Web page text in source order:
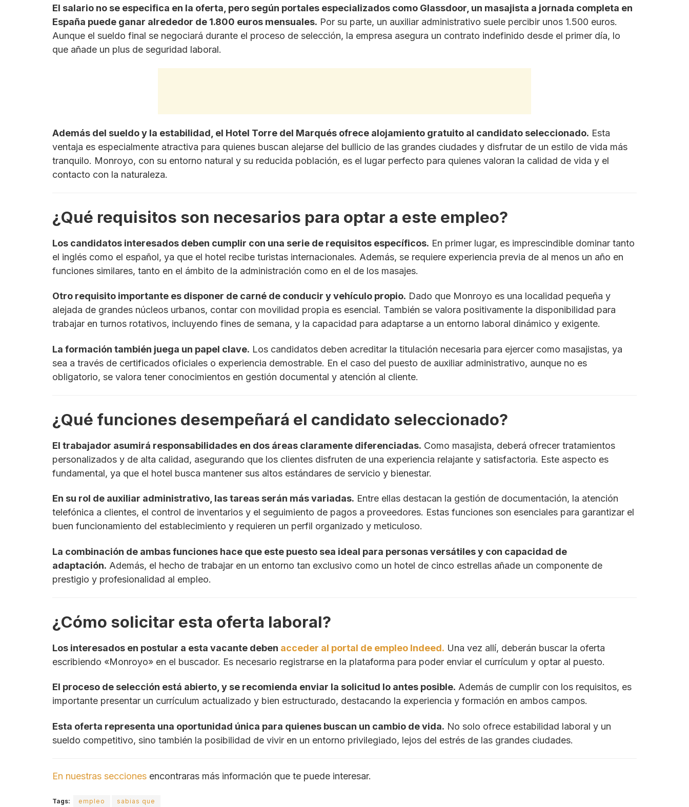
El salario no se especifica en la oferta, pero según portales especializados como Glassdoor, un masajista a jornada completa en
España puede ganar alrededor de 1.800 euros mensuales. Por su parte, un auxiliar administrativo suele percibir unos 1.500 euros.
Aunque el sueldo final se negociará durante el proceso de selección, la empresa asegura un contrato indefinido desde el primer día, lo
que añade un plus de seguridad laboral.
Además del sueldo y la estabilidad, el Hotel Torre del Marqués ofrece alojamiento gratuito al candidato seleccionado. Esta
ventaja es especialmente atractiva para quienes buscan alejarse del bullicio de las grandes ciudades y disfrutar de un estilo de vida más
tranquilo. Monroyo, con su entorno natural y su reducida población, es el lugar perfecto para quienes valoran la calidad de vida y el
contacto con la naturaleza.
¿Qué requisitos son necesarios para optar a este empleo?
Los candidatos interesados deben cumplir con una serie de requisitos específicos. En primer lugar, es imprescindible dominar tanto
el inglés como el español, ya que el hotel recibe turistas internacionales. Además, se requiere experiencia previa de al menos un año en
funciones similares, tanto en el ámbito de la administración como en el de los masajes.
Otro requisito importante es disponer de carné de conducir y vehículo propio. Dado que Monroyo es una localidad pequeña y
alejada de grandes núcleos urbanos, contar con movilidad propia es esencial. También se valora positivamente la disponibilidad para
trabajar en turnos rotativos, incluyendo fines de semana, y la capacidad para adaptarse a un entorno laboral dinámico y exigente.
La formación también juega un papel clave. Los candidatos deben acreditar la titulación necesaria para ejercer como masajistas, ya
sea a través de certificados oficiales o experiencia demostrable. En el caso del puesto de auxiliar administrativo, aunque no es
obligatorio, se valora tener conocimientos en gestión documental y atención al cliente.
¿Qué funciones desempeñará el candidato seleccionado?
El trabajador asumirá responsabilidades en dos áreas claramente diferenciadas. Como masajista, deberá ofrecer tratamientos
personalizados y de alta calidad, asegurando que los clientes disfruten de una experiencia relajante y satisfactoria. Este aspecto es
fundamental, ya que el hotel busca mantener sus altos estándares de servicio y bienestar.
En su rol de auxiliar administrativo, las tareas serán más variadas. Entre ellas destacan la gestión de documentación, la atención
telefónica a clientes, el control de inventarios y el seguimiento de pagos a proveedores. Estas funciones son esenciales para garantizar el
buen funcionamiento del establecimiento y requieren un perfil organizado y meticuloso.
La combinación de ambas funciones hace que este puesto sea ideal para personas versátiles y con capacidad de
adaptación. Además, el hecho de trabajar en un entorno tan exclusivo como un hotel de cinco estrellas añade un componente de
prestigio y profesionalidad al empleo.
¿Cómo solicitar esta oferta laboral?
Los interesados en postular a esta vacante deben acceder al portal de empleo Indeed. Una vez allí, deberán buscar la oferta
escribiendo «Monroyo» en el buscador. Es necesario registrarse en la plataforma para poder enviar el currículum y optar al puesto.
El proceso de selección está abierto, y se recomienda enviar la solicitud lo antes posible. Además de cumplir con los requisitos, es
importante presentar un currículum actualizado y bien estructurado, destacando la experiencia y formación en ambos campos.
Esta oferta representa una oportunidad única para quienes buscan un cambio de vida. No solo ofrece estabilidad laboral y un
sueldo competitivo, sino también la posibilidad de vivir en un entorno privilegiado, lejos del estrés de las grandes ciudades.
En nuestras secciones encontraras más información que te puede interesar.
Tags: empleo sabias que